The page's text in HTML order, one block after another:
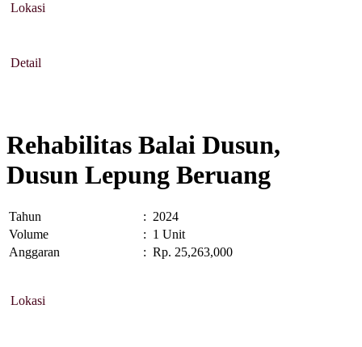
Lokasi
Detail
Rehabilitas Balai Dusun,
Dusun Lepung Beruang
Tahun : 2024
Volume
: 1 Unit
Anggaran
: Rp. 25,263,000
Lokasi